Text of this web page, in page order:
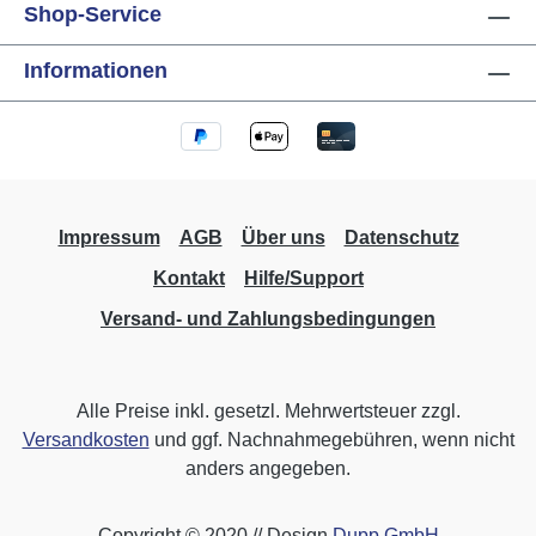
Shop-Service
Informationen
Impressum AGB Über uns
Datenschutz
Kontakt
Hilfe/Support
Versand- und Zahlungsbedingungen
Alle Preise inkl. gesetzl. Mehrwertsteuer zzgl.
Versandkosten und ggf. Nachnahmegebühren, wenn nicht
anders angegeben.